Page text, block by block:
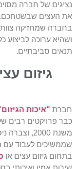
נציגים של חברה
את העצים שבשטחכם.
בחברה שמחזיקה
ושהיא ערוכה לביצוע
תנאים סביבתיים.
גיזום
חברת "איכות
כבר פרויקטים רבים
משנת 2000,
שממשיכים לעבוד עם
בתחום גיזום עצים או